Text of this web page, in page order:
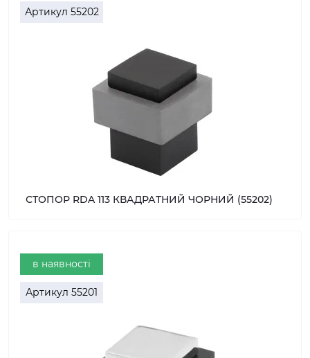
Артикул 55202
СТОПОР RDA 113 КВАДРАТНИЙ ЧОРНИЙ (55202)
в наявності
Артикул 55201